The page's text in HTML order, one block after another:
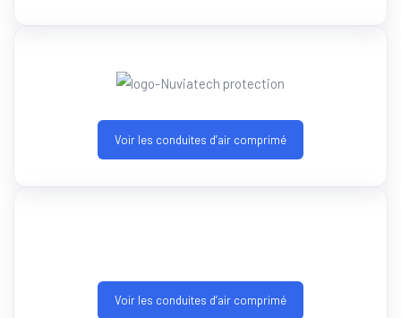
Voir les conduites d’air comprimé
Voir les conduites d’air comprimé